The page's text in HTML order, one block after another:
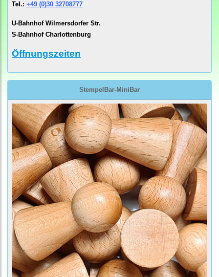
Tel.: +49 (0)30 32708777
U-Bahnhof Wilmersdorfer Str.
S-Bahnhof Charlottenburg
Öffnungszeiten
StempelBar-MiniBar